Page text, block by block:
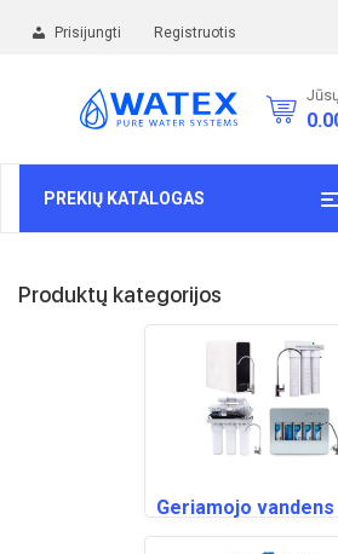
Prisijungti Registruotis
PREKIŲ KATALOGAS
Produktų kategorijos
Geriamojo